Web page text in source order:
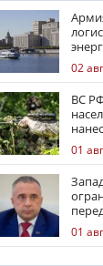
02
ВС
01
01